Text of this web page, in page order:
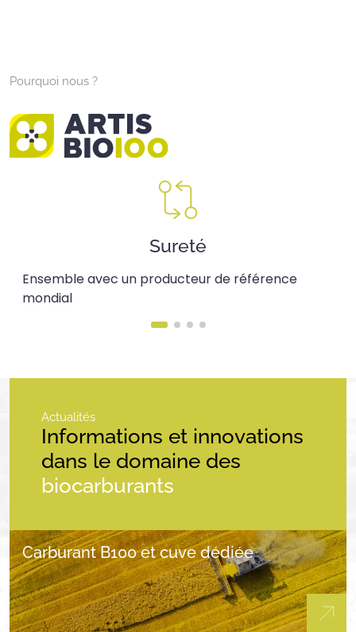
Pourquoi nous ?
Sureté
Ensemble avec un producteur de référence
mondial
Actualités
Informations et innovations
dans le domaine des
biocarburants
Carburant B100 et cuve dédiée